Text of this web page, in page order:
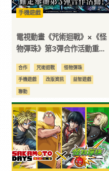
漫
二
次
元
｜
3C
手機遊戲
電視動畫《咒術迴戰》×《怪
物彈珠》第3彈合作活動重磅
人」「五條悟」真獸神化解
禁！
合作 咒術迴戰 怪物彈珠
手機遊戲 改版資訊 益智遊戲
聯動